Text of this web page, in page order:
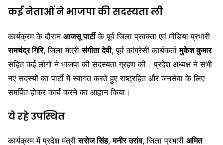
कई नेताओं ने भाजपा की सदस्यता ली
कार्यक्रम के दौरान आजसू पार्टीके पूर्व जिला प्रवक्ता एवं मीडिया प्रभारी
रामचंद्र गिरि, जिला मंत्रीसंगीता देवी, पूर्व कांग्रेसी कार्यकर्तामुकेश कुमार
सहित कई लोगों ने भाजपा की सदस्यता ग्रहण की। प्रदेश अध्यक्ष ने सभी
नए सदस्यों का पार्टी में स्वागत करते हुए राष्ट्रहित और जनसेवा के लिए
समर्पित होकर कार्य करने का आह्वान किया।
ये रहे उपस्थित
कार्यक्रम में प्रदेश मंत्रीसरोज सिंह,मनीर उरांव, जिला प्रभारी अमित